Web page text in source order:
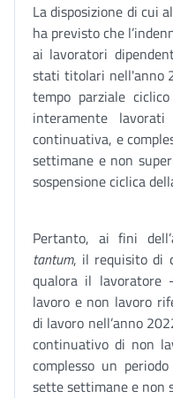
La disposizione di cui
ha previsto che
ai lavoratori
stati titolari nell'anno
tempo parziale
interamente
continuativa, e
settimane e non
sospensione ciclica
Pertanto, ai fini
tantum, il requisito di
qualora il lavoratore
lavoro e non lavoro
di lavoro nell’anno
continuativo di non
complesso un
sette settimane e non